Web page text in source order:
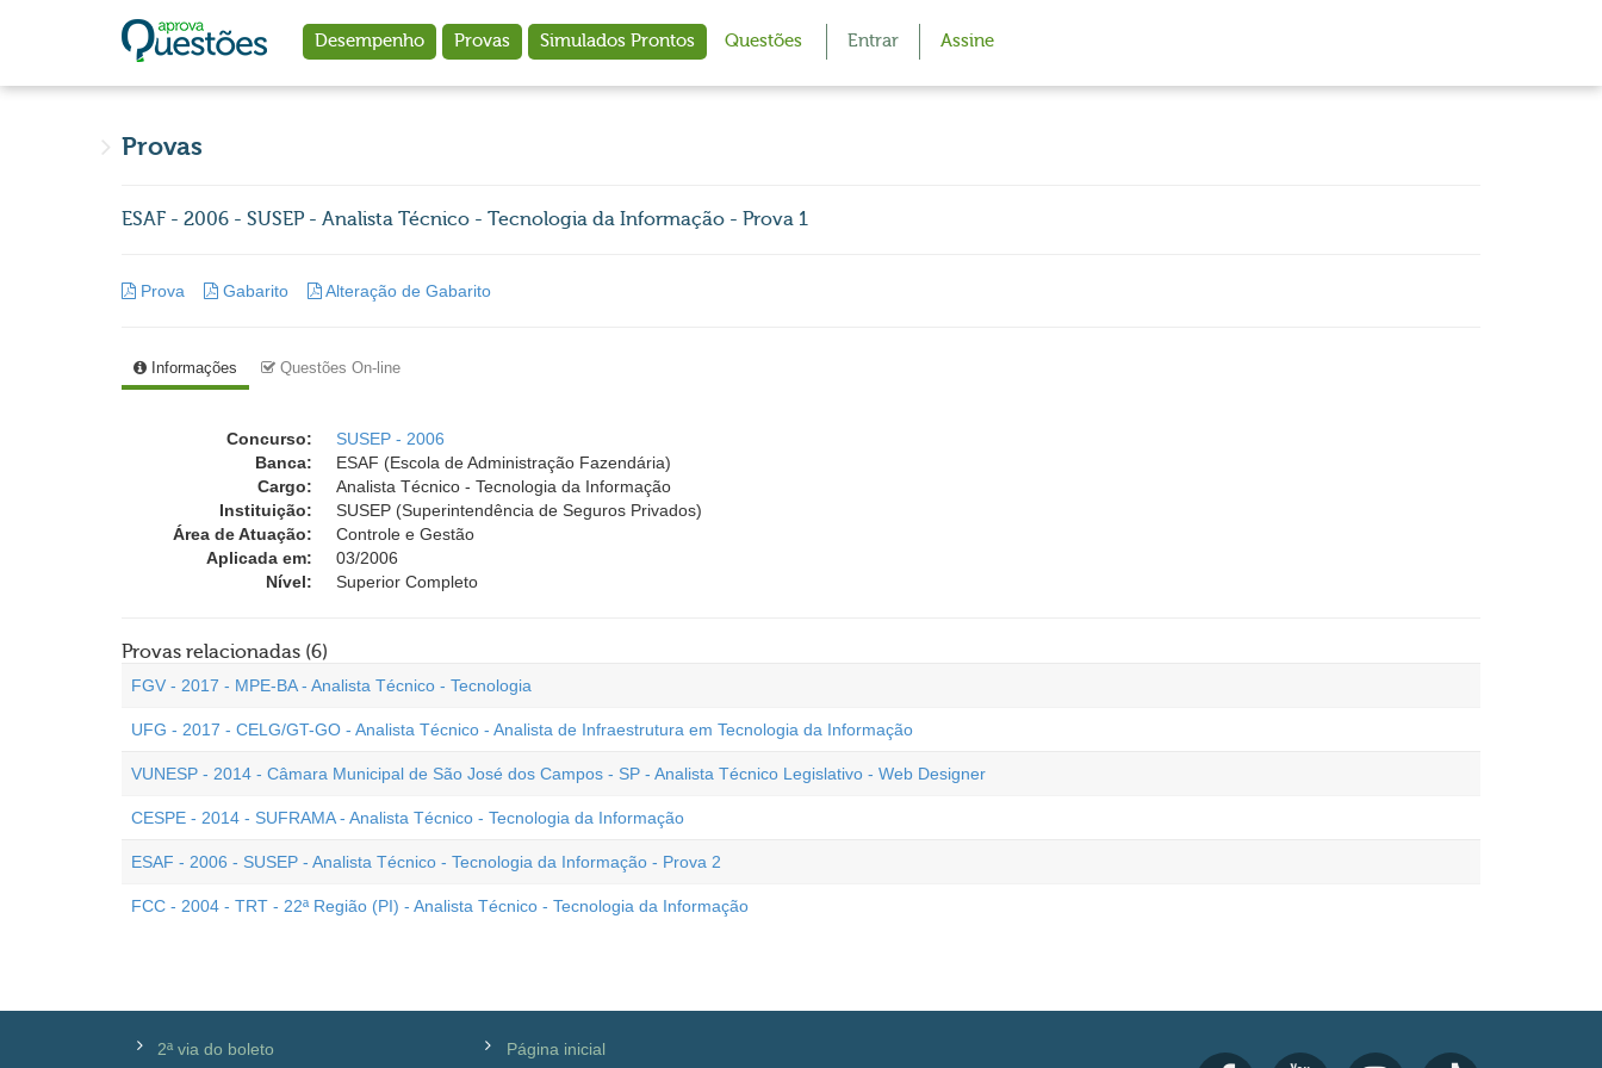
Desempenho Provas Simulados Prontos Questões Entrar Assine
Provas
ESAF - 2006 - SUSEP - Analista Técnico - Tecnologia da Informação - Prova 1
Prova Gabarito Alteração de Gabarito
Informações Questões On-line
Concurso:
SUSEP - 2006
Banca:
ESAF (Escola de Administração Fazendária)
Cargo:
Analista Técnico - Tecnologia da Informação
Instituição:
SUSEP (Superintendência de Seguros Privados)
Área de Atuação:
Controle e Gestão
Aplicada em:
03/2006
Nível:
Superior Completo
Provas relacionadas (6)
FGV - 2017 - MPE-BA - Analista Técnico - Tecnologia
UFG - 2017 - CELG/GT-GO - Analista Técnico - Analista de Infraestrutura em Tecnologia da Informação
VUNESP - 2014 - Câmara Municipal de São José dos Campos - SP - Analista Técnico Legislativo - Web Designer
CESPE - 2014 - SUFRAMA - Analista Técnico - Tecnologia da Informação
ESAF - 2006 - SUSEP - Analista Técnico - Tecnologia da Informação - Prova 2
FCC - 2004 - TRT - 22ª Região (PI) - Analista Técnico - Tecnologia da Informação
2ª via do boleto Página inicial